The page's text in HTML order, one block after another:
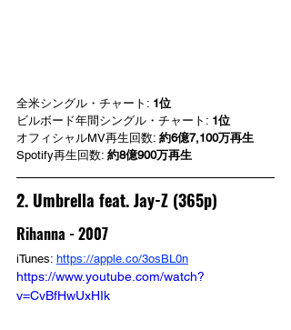
全米シングル・チャート: 1位
ビルボード年間シングル・チャート: 1位
オフィシャルMV再生回数: 約6億7,100万再生
Spotify再生回数: 約8億900万再生
2. Umbrella feat. Jay-Z (365p)
Rihanna - 2007
iTunes: https://apple.co/3osBL0n
https://www.youtube.com/watch?
v=CvBfHwUxHIk